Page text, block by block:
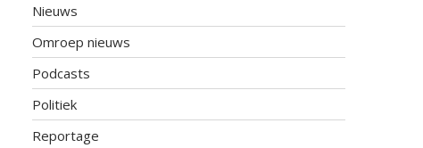
Nieuws
Omroep nieuws
Podcasts
Politiek
Reportage